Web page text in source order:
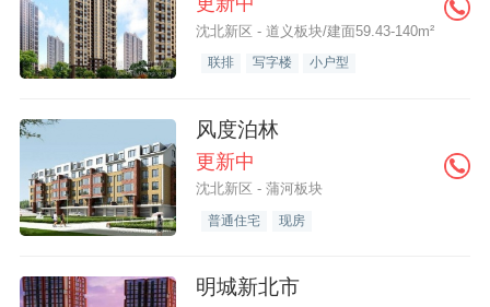
沈北新区 - 道义板块/建面59.43-140m²
联排 写字楼 小户型
风度泊林
更新中
沈北新区 - 蒲河板块
普通住宅 现房
明城新北市